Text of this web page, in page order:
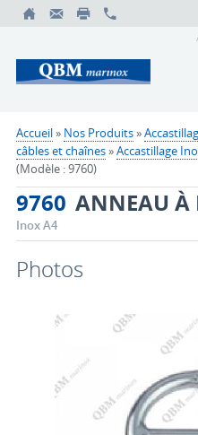
Accueil» Nos Produits»
câbles et chaînes»Accastillage
(Modèle : 9760)
9760 ANNEAU À
Inox A4
Photos